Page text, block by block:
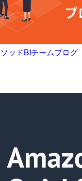
ッドBIチームブログ